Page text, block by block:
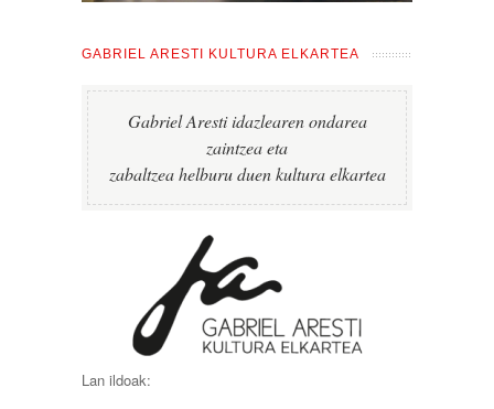
GABRIEL ARESTI KULTURA ELKARTEA
Gabriel Aresti idazlearen ondarea
zaintzea eta
zabaltzea helburu duen kultura elkartea
Lan ildoak: